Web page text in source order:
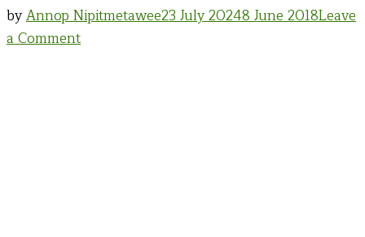
byAnnop Nipitmetawee23 July 20248 June 2018Leave
a Commenton